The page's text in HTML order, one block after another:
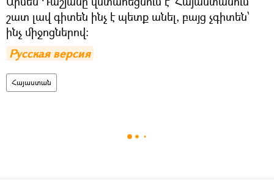
շատ լավ գիտեն ինչ է պետք անել, բայց չգիտեն՝
ինչ միջոցներով:
Русская версия
Հայաստան